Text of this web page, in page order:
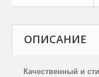
ОПИСАНИЕ
Качественный и